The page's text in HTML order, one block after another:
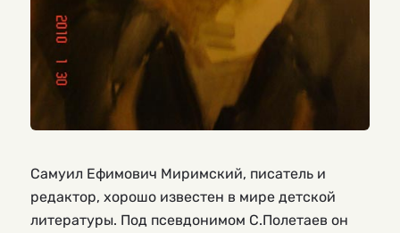
Самуил Ефимович Миримский, писатель и
редактор, хорошо известен в мире детской
литературы. Под псевдонимом С.Полетаев он